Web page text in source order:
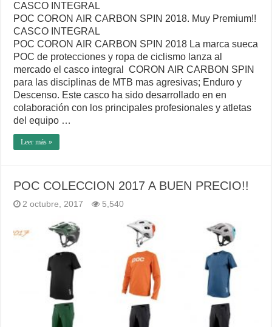
CASCO INTEGRAL
POC CORON AIR CARBON SPIN 2018. Muy Premium!!
CASCO INTEGRAL
POC CORON AIR CARBON SPIN 2018 La marca sueca
POC de protecciones y ropa de ciclismo lanza al
mercado el casco integral CORON AIR CARBON SPIN
para las disciplinas de MTB mas agresivas; Enduro y
Descenso. Este casco ha sido desarrollado en en
colaboración con los principales profesionales y atletas
del equipo …
Leer más »
POC COLECCION 2017 A BUEN PRECIO!!
2 octubre, 2017 5,540